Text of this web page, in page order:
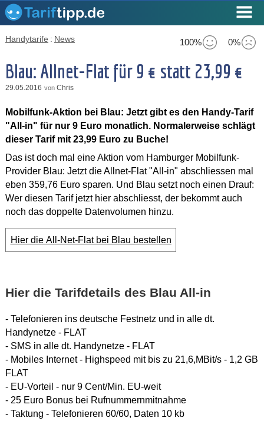
100% 0%
Handytarife : News
Blau: Allnet-Flat für 9 € statt 23,99 €
29.05.2016 von Chris
Mobilfunk-Aktion bei Blau: Jetzt gibt es den Handy-Tarif
"All-in" für nur 9 Euro monatlich. Normalerweise schlägt
dieser Tarif mit 23,99 Euro zu Buche!
Das ist doch mal eine Aktion vom Hamburger Mobilfunk-
Provider Blau: Jetzt die Allnet-Flat "All-in" abschliessen mal
eben 359,76 Euro sparen. Und Blau setzt noch einen Drauf:
Wer diesen Tarif jetzt hier abschliesst, der bekommt auch
noch das doppelte Datenvolumen hinzu.
Hier die All-Net-Flat bei Blau bestellen
Hier die Tarifdetails des Blau All-in
- Telefonieren ins deutsche Festnetz und in alle dt.
Handynetze - FLAT
- SMS in alle dt. Handynetze - FLAT
- Mobiles Internet - Highspeed mit bis zu 21,6,MBit/s - 1,2 GB
FLAT
- EU-Vorteil - nur 9 Cent/Min. EU-weit
- 25 Euro Bonus bei Rufnummernmitnahme
- Taktung - Telefonieren 60/60, Daten 10 kb